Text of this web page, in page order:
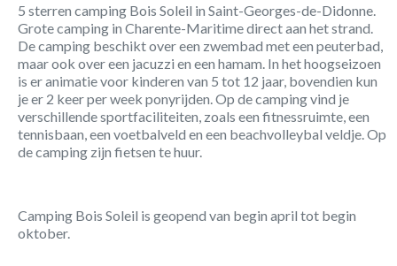
5 sterren camping Bois Soleil in Saint-Georges-de-Didonne.
Grote camping in Charente-Maritime direct aan het strand.
De camping beschikt over een zwembad met een peuterbad,
maar ook over een jacuzzi en een hamam. In het hoogseizoen
is er animatie voor kinderen van 5 tot 12 jaar, bovendien kun
je er 2 keer per week ponyrijden. Op de camping vind je
verschillende sportfaciliteiten, zoals een fitnessruimte, een
tennisbaan, een voetbalveld en een beachvolleybal veldje. Op
de camping zijn fietsen te huur.
Camping Bois Soleil is geopend van begin april tot begin
oktober.